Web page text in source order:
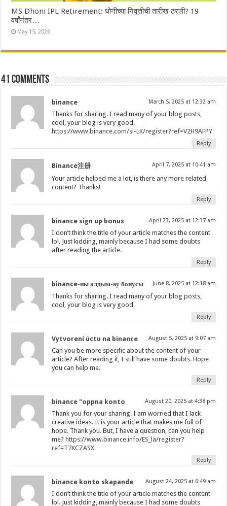
MS Dhoni IPL Retirement: धोनीच्या निवृत्तीची तारीख ठरली? 19
वर्षांनंतर…
May 15, 2026
41 comments
binance March 5, 2025 at 12:32 am
Thanks for sharing. I read many of your blog posts,
cool, your blog is very good.
https://www.binance.com/si-LK/register?ref=V2H9AFPY
Reply
Binance注册 April 7, 2025 at 10:41 am
Your article helped me a lot, is there any more related
content? Thanks!
Reply
binance sign up bonus April 23, 2025 at 12:37 am
I don’t think the title of your article matches the content
lol. Just kidding, mainly because I had some doubts
after reading the article.
Reply
binance-ны алдым-ау бонусы June 8, 2025 at 12:18 am
Thanks for sharing. I read many of your blog posts,
cool, your blog is very good.
Reply
Vytvorení úctu na binance August 5, 2025 at 9:07 am
Can you be more specific about the content of your
article? After reading it, I still have some doubts. Hope
you can help me.
Reply
binance "oppna konto August 20, 2025 at 4:38 pm
Thank you for your sharing. I am worried that I lack
creative ideas. It is your article that makes me full of
hope. Thank you. But, I have a question, can you help
me? https://www.binance.info/ES_la/register?
ref=T7KCZASX
Reply
binance konto skapande August 24, 2025 at 6:49 am
I don’t think the title of your article matches the content
lol. Just kidding, mainly because I had some doubts